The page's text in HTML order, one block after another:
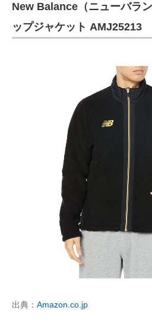
New Balance（ニューバラ
ップジャケット AMJ25213
出典： Amazon.co.jp